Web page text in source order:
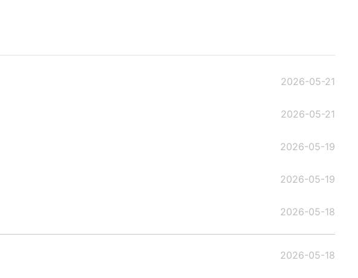
2026-05-21
2026-05-21
2026-05-19
2026-05-19
2026-05-18
2026-05-18